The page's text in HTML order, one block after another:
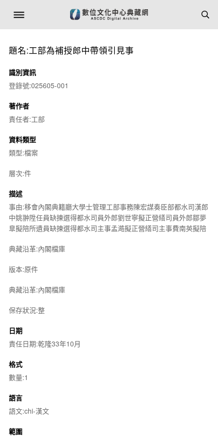
題名:工部為補授郎中帶領引見事
識別資訊
登錄號:025605-001
著作者
責任者:工部
資料類型
類型:檔案
層次:件
描述
事由:移會內閣典籍廳大學士管理工部事務陳宏謀奏臣部都水司漢郎
中姚翀陞任員缺揀選得都水司員外郎劉世寧擬正營繕司員外郎鄒夢
臯擬陪所遺員缺揀選得都水司主事孟澔擬正營繕司主事費南英擬陪
典藏沿革:內閣檔庫
版本:原件
典藏沿革:內閣檔庫
保存狀況:整
日期
責任日期:乾隆33年10月
格式
數量:1
語言
語文:chi-漢文
範圍